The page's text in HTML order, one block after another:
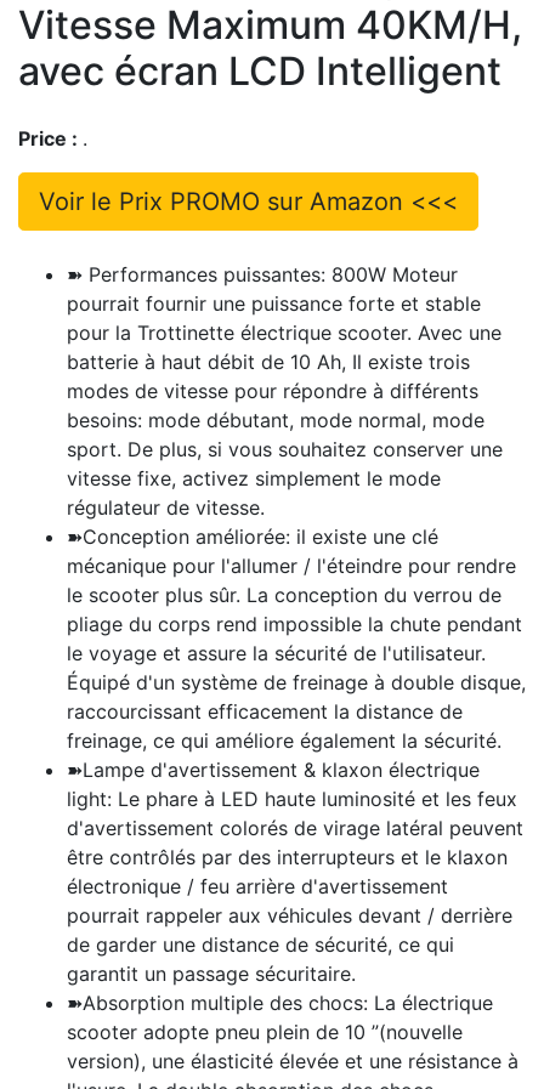
Vitesse Maximum 40KM/H,
avec écran LCD Intelligent
Price : .
Voir le Prix PROMO sur Amazon <<<
➽ Performances puissantes: 800W Moteur
pourrait fournir une puissance forte et stable
pour la Trottinette électrique scooter. Avec une
batterie à haut débit de 10 Ah, Il existe trois
modes de vitesse pour répondre à différents
besoins: mode débutant, mode normal, mode
sport. De plus, si vous souhaitez conserver une
vitesse fixe, activez simplement le mode
régulateur de vitesse.
➽Conception améliorée: il existe une clé
mécanique pour l'allumer / l'éteindre pour rendre
le scooter plus sûr. La conception du verrou de
pliage du corps rend impossible la chute pendant
le voyage et assure la sécurité de l'utilisateur.
Équipé d'un système de freinage à double disque,
raccourcissant efficacement la distance de
freinage, ce qui améliore également la sécurité.
➽Lampe d'avertissement & klaxon électrique
light: Le phare à LED haute luminosité et les feux
d'avertissement colorés de virage latéral peuvent
être contrôlés par des interrupteurs et le klaxon
électronique / feu arrière d'avertissement
pourrait rappeler aux véhicules devant / derrière
de garder une distance de sécurité, ce qui
garantit un passage sécuritaire.
➽Absorption multiple des chocs: La électrique
scooter adopte pneu plein de 10 ”(nouvelle
version), une élasticité élevée et une résistance à